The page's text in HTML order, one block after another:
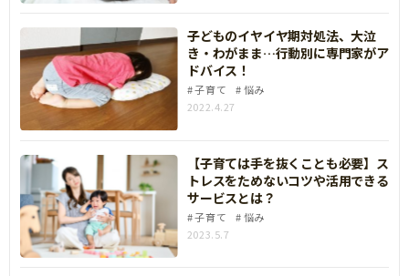
子どものイヤイヤ期対処法、大泣
き・わがまま…行動別に専門家がア
ドバイス！
子育て
悩み
2022.4.27
【子育ては手を抜くことも必要】ス
トレスをためないコツや活用できる
サービスとは？
子育て
悩み
2023.5.7